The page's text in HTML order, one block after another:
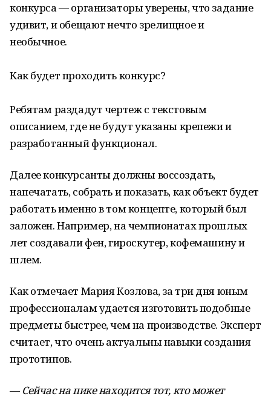
конкурса — организаторы уверены, что задание
удивит, и обещают нечто зрелищное и
необычное.
Как будет проходить конкурс?
Ребятам раздадут чертеж с текстовым
описанием, где не будут указаны крепежи и
разработанный функционал.
Далее конкурсанты должны воссоздать,
напечатать, собрать и показать, как объект будет
работать именно в том концепте, который был
заложен. Например, на чемпионатах прошлых
лет создавали фен, гироскутер, кофемашину и
шлем.
Как отмечает Мария Козлова, за три дня юным
профессионалам удается изготовить подобные
предметы быстрее, чем на производстве. Эксперт
считает, что очень актуальны навыки создания
прототипов.
—Сейчас на пике находится тот, кто может